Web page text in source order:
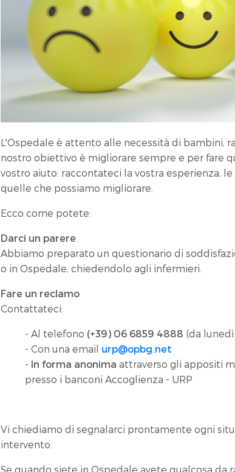
L'Ospedale è attento alle necessità di bambini,
nostro obiettivo è migliorare sempre e per fare
vostro aiuto: raccontateci la vostra esperienza,
quelle che possiamo migliorare.
Ecco come potete:
Darci un parere
Abbiamo preparato un questionario di
o in Ospedale, chiedendolo agli infermieri.
Fare un reclamo
Contattateci:
- Al telefono (+39) 06 6859 4888 (da
- Con una email urp@opbg.net
- In forma anonima attraverso gli appositi
presso i banconi Accoglienza - URP
Vi chiediamo di segnalarci prontamente ogni
intervento.
Se quando siete in Ospedale avete qualcosa da